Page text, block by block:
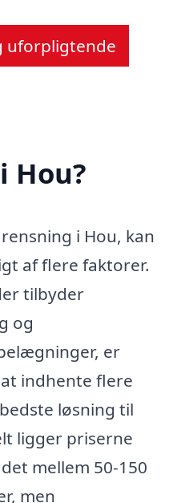
uforpligtende
Hou?
i Hou, kan
af flere faktorer.
tilbyder
og
er
indhente flere
løsning til
ligger priserne
mellem 50-150
men